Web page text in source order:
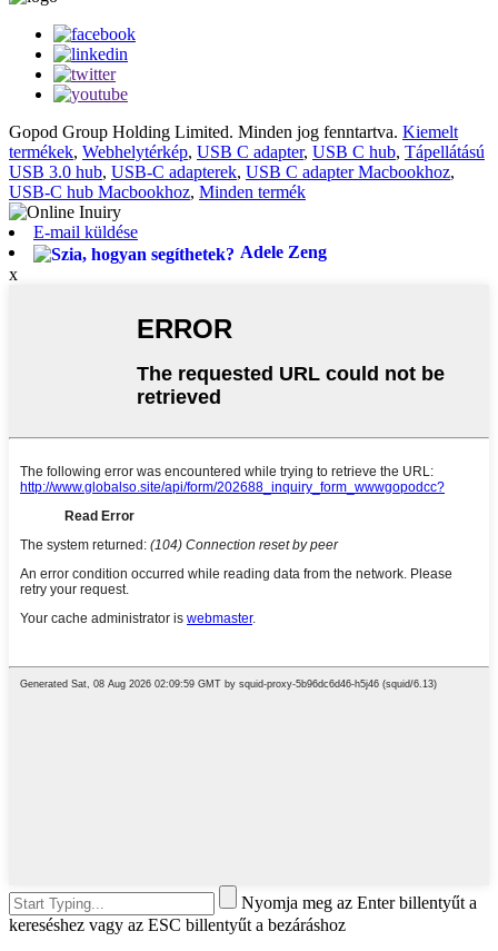
Gopod Group Holding Limited. Minden jog fenntartva. Kiemelt
termékek, Webhelytérkép, USB C adapter, USB C hub, Tápellátású
USB 3.0 hub, USB-C adapterek, USB C adapter Macbookhoz,
USB-C hub Macbookhoz, Minden termék
E-mail küldése
Adele Zeng
x
Nyomja meg az Enter billentyűt a
kereséshez vagy az ESC billentyűt a bezáráshoz